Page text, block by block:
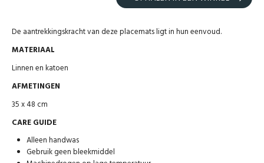
De aantrekkingskracht van deze placemats ligt in hun eenvoud.
MATERIAAL
Linnen en katoen
AFMETINGEN
35 x 48 cm
CARE GUIDE
Alleen handwas
Gebruik geen bleekmiddel